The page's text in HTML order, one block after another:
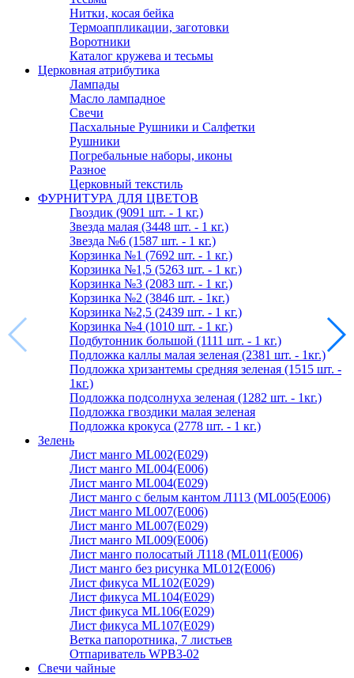
Нитки, косая бейка
Термоаппликации, заготовки
Воротники
Каталог кружева и тесьмы
Церковная атрибутика
Лампады
Масло лампадное
Свечи
Пасхальные Рушники и Салфетки
Рушники
Погребальные наборы, иконы
Разное
Церковный текстиль
ФУРНИТУРА ДЛЯ ЦВЕТОВ
Гвоздик (9091 шт. - 1 кг.)
Звезда малая (3448 шт. - 1 кг.)
Звезда №6 (1587 шт. - 1 кг.)
Корзинка №1 (7692 шт. - 1 кг.)
Корзинка №1,5 (5263 шт. - 1 кг.)
Корзинка №3 (2083 шт. - 1 кг.)
Корзинка №2 (3846 шт. - 1кг.)
Корзинка №2,5 (2439 шт. - 1 кг.)
Корзинка №4 (1010 шт. - 1 кг.)
Подбутонник большой (1111 шт. - 1 кг.)
Подложка каллы малая зеленая (2381 шт. - 1кг.)
Подложка хризантемы средняя зеленая (1515 шт. -
1кг.)
Подложка подсолнуха зеленая (1282 шт. - 1кг.)
Подложка гвоздики малая зеленая
Подложка крокуса (2778 шт. - 1 кг.)
Зелень
Лист манго ML002(E029)
Лист манго ML004(E006)
Лист манго ML004(E029)
Лист манго с белым кантом Л113 (ML005(E006)
Лист манго ML007(E006)
Лист манго ML007(E029)
Лист манго ML009(E006)
Лист манго полосатый Л118 (ML011(E006)
Лист манго без рисунка ML012(E006)
Лист фикуса ML102(E029)
Лист фикуса ML104(E029)
Лист фикуса ML106(E029)
Лист фикуса ML107(E029)
Ветка папоротника, 7 листьев
Отпариватель WPB3-02
Свечи чайные